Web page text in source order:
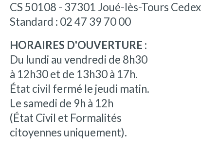
CS 50108 - 37301 Joué-lès-Tours Cedex
Standard : 02 47 39 70 00
HORAIRES D'OUVERTURE :
Du lundi au vendredi de 8h30
à 12h30 et de 13h30 à 17h.
État civil fermé le jeudi matin.
Le samedi de 9h à 12h
(État Civil et Formalités
citoyennes uniquement).